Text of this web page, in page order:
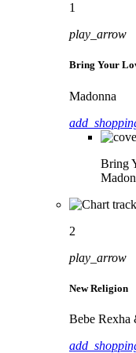
1
play_arrow
Bring Your
Madonna
Bring
2
play_arrow
New Religion
Bebe Rexha